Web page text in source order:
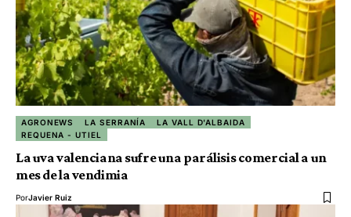
AGRONEWS LA SERRANÍA
LA VALL D'ALBAIDA
REQUENA - UTIEL
La uva valenciana sufre una parálisis comercial a un
mes de la vendimia
PorJavier Ruiz